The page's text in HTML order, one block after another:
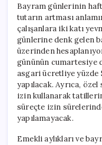
Bayram günlerinin
tutarın artması
çalışanlara iki katı
günlerine denk gelen
üzerinden
gününün cumartesiye
asgari ücretliye yüzde
yapılacak. Ayrıca, özel
izin kullanarak
süreçte izin
yapılamayacak.
Emekli aylıkları ve